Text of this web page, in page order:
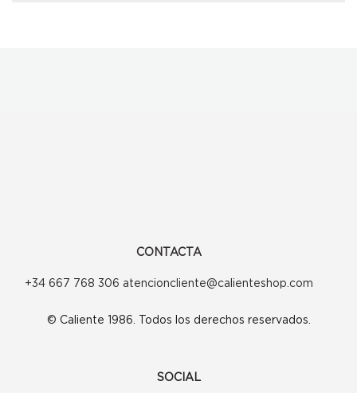
CONTACTA
+34 667 768 306 atencioncliente@calienteshop.com
© Caliente 1986. Todos los derechos reservados.
SOCIAL